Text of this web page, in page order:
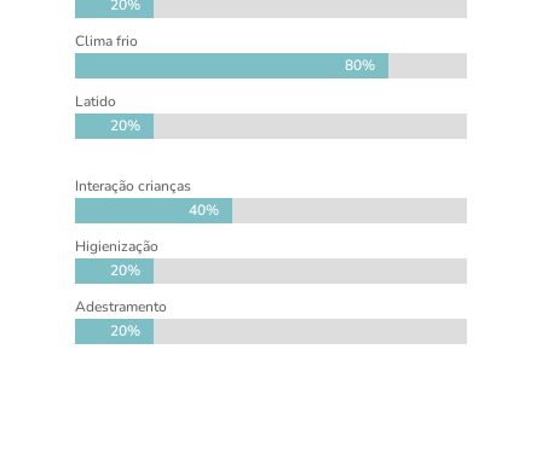
20%
20%
Clima frio
80%
80%
Latido
20%
20%
Interação crianças
40%
40%
Higienização
20%
20%
Adestramento
20%
20%